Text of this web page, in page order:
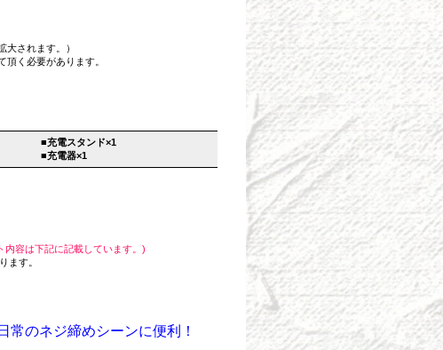
されます。）
く必要があります。
■充電スタンド×1
■充電器×1
容は下記に記載しています。)
ます。
のネジ締めシーンに便利！